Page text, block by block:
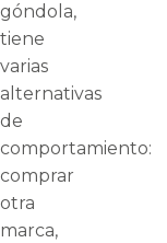
góndola,
tiene
varias
alternativas
de
comportamiento:
comprar
otra
marca,